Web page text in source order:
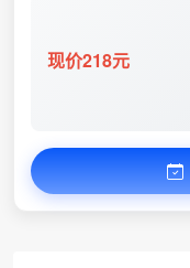
现价218元